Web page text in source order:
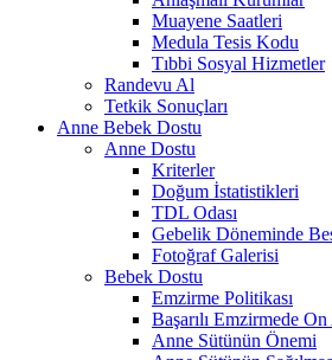
Muayene Saatleri
Medula Tesis Kodu
Tıbbi Sosyal Hizmetler
Randevu Al
Tetkik Sonuçları
Anne Bebek Dostu
Anne Dostu
Kriterler
Doğum İstatistikleri
TDL Odası
Gebelik Döneminde
Fotoğraf Galerisi
Bebek Dostu
Emzirme Politikası
Başarılı Emzirmede On
Anne Sütünün Önemi